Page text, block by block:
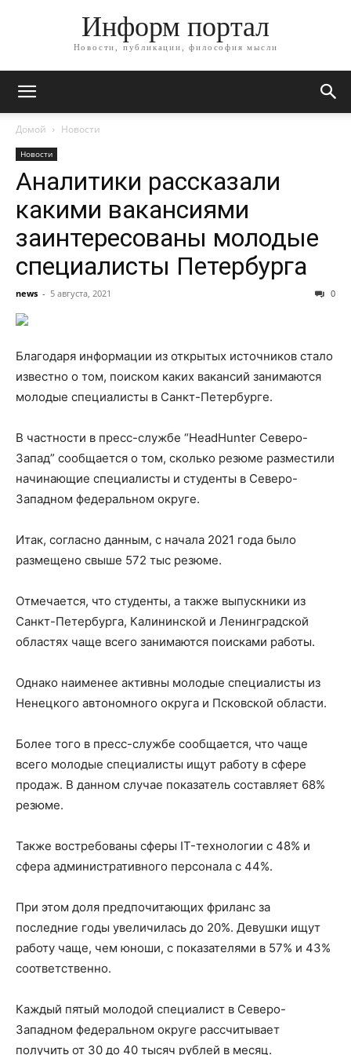
Информ портал
Новости, публикации, философия мысли
Домой Новости
Новости
Аналитики рассказали
какими вакансиями
заинтересованы молодые
специалисты Петербурга
news - 5 августа, 2021 0
Благодаря информации из открытых источников стало
известно о том, поиском каких вакансий занимаются
молодые специалисты в Санкт-Петербурге.
В частности в пресс-службе “HeadHunter Северо-
Запад” сообщается о том, сколько резюме разместили
начинающие специалисты и студенты в Северо-
Западном федеральном округе.
Итак, согласно данным, с начала 2021 года было
размещено свыше 572 тыс резюме.
Отмечается, что студенты, а также выпускники из
Санкт-Петербурга, Калининской и Ленинградской
областях чаще всего занимаются поисками работы.
Однако наименее активны молодые специалисты из
Ненецкого автономного округа и Псковской области.
Более того в пресс-службе сообщается, что чаще
всего молодые специалисты ищут работу в сфере
продаж. В данном случае показатель составляет 68%
резюме.
Также востребованы сферы IT-технологии с 48% и
сфера административного персонала с 44%.
При этом доля предпочитающих фриланс за
последние годы увеличилась до 20%. Девушки ищут
работу чаще, чем юноши, с показателями в 57% и 43%
соответственно.
Каждый пятый молодой специалист в Северо-
Западном федеральном округе рассчитывает
получить от 30 до 40 тысяч рублей в месяц.